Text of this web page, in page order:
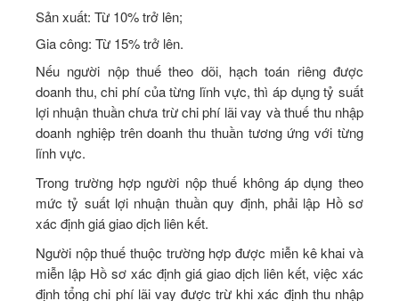
Sản xuất: Từ 10% trở lên;
Gia công: Từ 15% trở lên.
Nếu người nộp thuế theo dõi, hạch toán riêng được
doanh thu, chi phí của từng lĩnh vực, thì áp dụng tỷ suất
lợi nhuận thuần chưa trừ chi phí lãi vay và thuế thu nhập
doanh nghiệp trên doanh thu thuần tương ứng với từng
lĩnh vực.
Trong trường hợp người nộp thuế không áp dụng theo
mức tỷ suất lợi nhuận thuần quy định, phải lập Hồ sơ
xác định giá giao dịch liên kết.
Người nộp thuế thuộc trường hợp được miễn kê khai và
miễn lập Hồ sơ xác định giá giao dịch liên kết, việc xác
định tổng chi phí lãi vay được trừ khi xác định thu nhập